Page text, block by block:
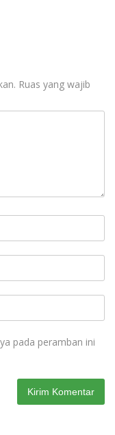
Ruas yang wajib
pada peramban ini